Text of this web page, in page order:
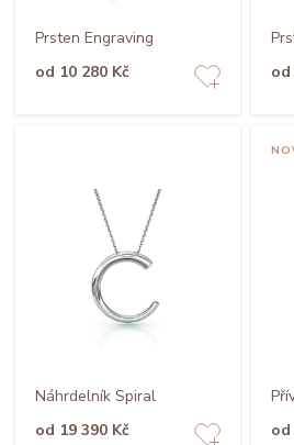
Prsten Engraving
od 10 280 Kč
od
Náhrdelník Spiral
od 19 390 Kč
od